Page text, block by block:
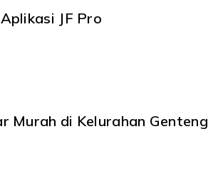
JF Pro
Murah di Kelurahan Genteng